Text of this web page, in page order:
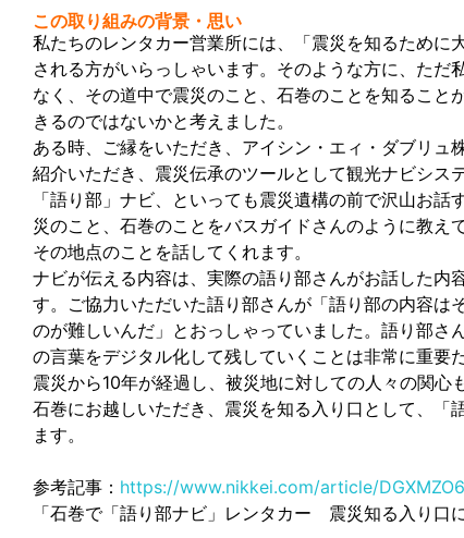
この取り組みの背景・思い
私たちのレンタカー営業所には、「震災を知るために
される方がいらっしゃいます。そのような方に、た
なく、その道中で震災のこと、石巻のことを知ること
きるのではないかと考えました。
ある時、ご縁をいただき、アイシン・エィ・ダブリュ
紹介いただき、震災伝承のツールとして観光ナビシス
「語り部」ナビ、といっても震災遺構の前で沢山お
災のこと、石巻のことをバスガイドさんのように教え
その地点のことを話してくれます。
ナビが伝える内容は、実際の語り部さんがお話した内
す。ご協力いただいた語り部さんが「語り部の内容は
のが難しいんだ」とおっしゃっていました。語り部さ
の言葉をデジタル化して残していくことは非常に重要
震災から10年が経過し、被災地に対しての人々の関
石巻にお越しいただき、震災を知る入り口として、「
ます。
参考記事： https://www.nikkei.com/article/
「石巻で「語り部ナビ」レンタカー 震災知る入り